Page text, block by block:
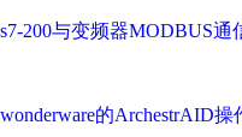
s7-200与变频器MODBUS通
wonderware的ArchestrAID操